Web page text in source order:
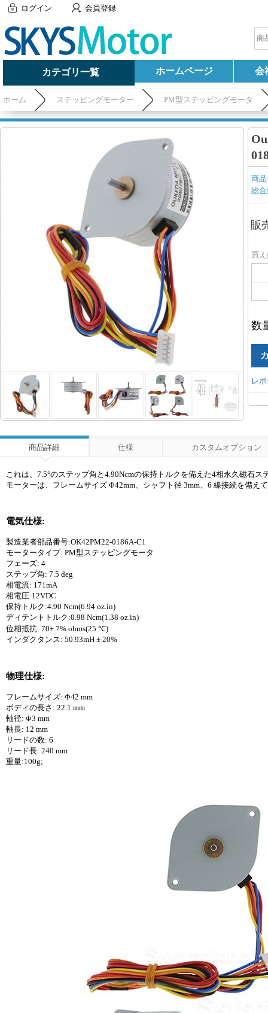
ログイン 会員登録
カテゴリ一覧 ホームページ 会
ホーム ステッピングモーター PM型ステッピングモータ
商
総
販
買
数
レ
商品詳細 仕様 カスタムオプション
これは、7.5°のステップ角と4.90Ncmの保持トルクを備えた4相永久磁石
モーターは、フレームサイズ Φ42mm、シャフト径 3mm、6 線接続を備
電気仕様:
製造業者部品番号:OK42PM22-0186A-C1
モータータイプ: PM型ステッピングモータ
フェーズ: 4
ステップ角: 7.5 deg
相電流: 171mA
相電圧:12VDC
保持トルク:4.90 Ncm(6.94 oz.in)
ディテントトルク:0.98 Ncm(1.38 oz.in)
位相抵抗: 70± 7% ohms(25 ℃)
インダクタンス: 50.93mH ± 20%
物理仕様:
フレームサイズ: Φ42 mm
ボディの長さ: 22.1 mm
軸径: Φ3 mm
軸長: 12 mm
リードの数: 6
リード長: 240 mm
重量:100g;